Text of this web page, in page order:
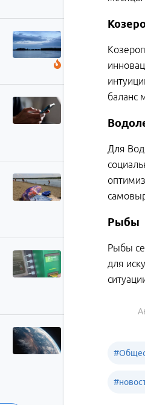
баланс
Для
Рыбы
Рыбы
для
#
#